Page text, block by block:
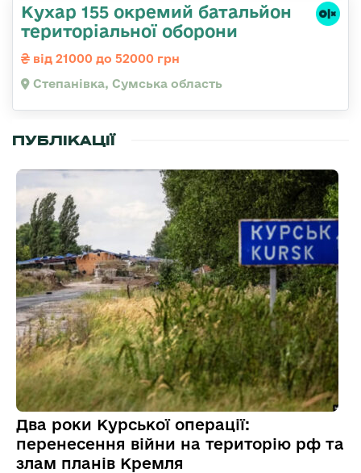
Кухар 155 окремий батальйон
територіальної оборони
від 21000 до 52000 грн
Степанівка, Сумська область
ПУБЛІКАЦІЇ
Два роки Курської операції:
перенесення війни на територію рф та
злам планів Кремля